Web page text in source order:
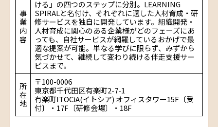
事
業
内
容
ける」の四つのステップに分別。LEARNING
SPIRALと名付け、それぞれに適した人材育成・研
修サービスを独自に開発しています。組織開発・
人材育成に関心のある企業様がどのフェーズにあ
っても、自社サービスが網羅しているおかげで最
適な提案が可能。単なる学びに限らず、みずから
気づかせて、継続して変わり続ける伴走支援サー
ビスまで。
所
在
地
〒100-0006
東京都千代田区有楽町2-7-1
有楽町ITOCiA(イトシア) オフィスタワー15F〔受
付〕・17F〔研修会場〕・18F